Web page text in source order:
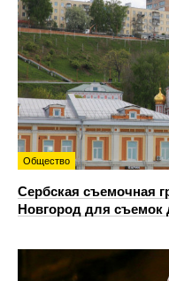
Общество
Сербская съемочная
Новгород для съемок